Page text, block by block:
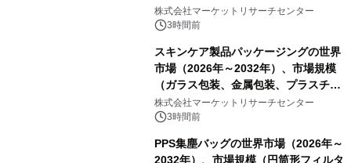
ートを発表
株式会社マーケットリサーチセンター
3時間前
スキンケア製品パッケージングの世界
市場（2026年～2032年）、市場規模
（ガラス包装、金属包装、プラスチッ
ク包装、その他）・分析レポートを発
表
株式会社マーケットリサーチセンター
3時間前
PPS集塵バッグの世界市場（2026年～
2032年）、市場規模（円筒形フィルタ